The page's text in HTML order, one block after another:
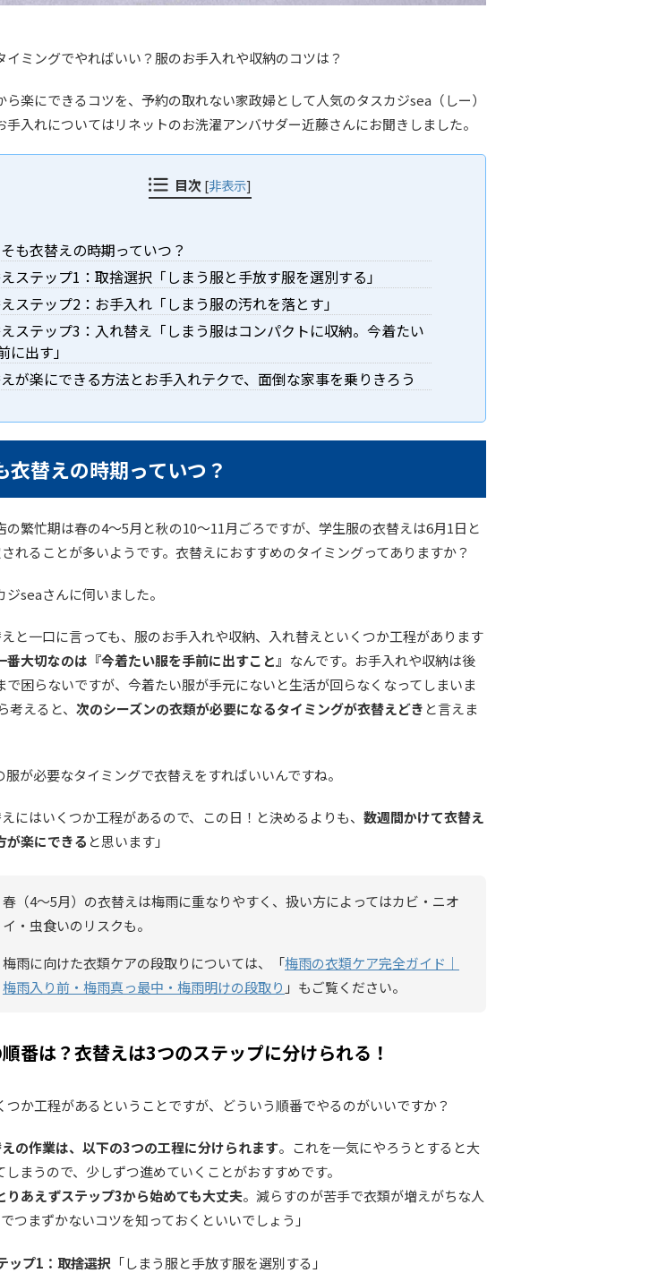
イミングでやればいい？服のお手入れや収納のコツは？
ら楽にできるコツを、予約の取れない家政婦として人気のタスカジsea（しー）
手入れについてはリネットのお洗濯アンバサダー近藤さんにお聞きしました。
目次 [非表示]
も衣替えの時期っていつ？
ステップ1：取捨選択「しまう服と手放す服を選別する」
ステップ2：お手入れ「しまう服の汚れを落とす」
ステップ3：入れ替え「しまう服はコンパクトに収納。今着たい
に出す」
が楽にできる方法とお手入れテクで、面倒な家事を乗りきろう
衣替えの時期っていつ？
の繁忙期は春の4〜5月と秋の10〜11月ごろですが、学生服の衣替えは6月1日と
れることが多いようです。衣替えにおすすめのタイミングってありますか？
ジseaさんに伺いました。
と一口に言っても、服のお手入れや収納、入れ替えといくつか工程があります
番大切なのは『今着たい服を手前に出すこと』 なんです。お手入れや収納は後
で困らないですが、今着たい服が手元にないと生活が回らなくなってしまいま
考えると、 次のシーズンの衣類が必要になるタイミングが衣替えどき と言えま
服が必要なタイミングで衣替えをすればいいんですね。
にはいくつか工程があるので、この日！と決めるよりも、 数週間かけて衣替え
が楽にできる と思います」
春（4〜5月）の衣替えは梅雨に重なりやすく、扱い方によってはカビ・ニオ
イ・虫食いのリスクも。
梅雨に向けた衣類ケアの段取りについては、「梅雨の衣類ケア完全ガイド｜
梅雨入り前・梅雨真っ最中・梅雨明けの段取り 」もご覧ください。
番は？衣替えは3つのステップに分けられる！
つか工程があるということですが、どういう順番でやるのがいいですか？
の作業は、以下の3つの工程に分けられます。これを一気にやろうとすると大
しまうので、少しずつ進めていくことがおすすめです。
りあえずステップ3から始めても大丈夫。減らすのが苦手で衣類が増えがちな人
つまずかないコツを知っておくといいでしょう」
ップ1：取捨選択 「しまう服と手放す服を選別する」